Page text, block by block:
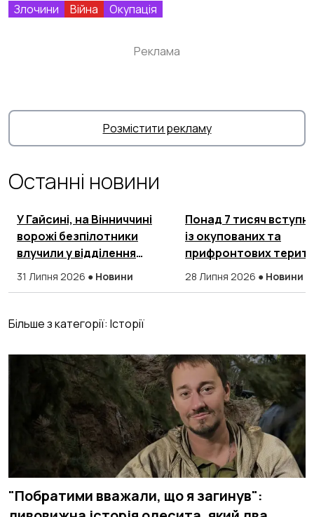
Злочини
Війна Окупація
Останні новини
У Гайсині, на Вінниччині
ворожі безпілотники
влучили у відділення
Нової пошти
31 Липня 2026 ● Новини
Понад 7 тисяч
із окупованих та
прифронтових
подали документи в
28 Липня 2026 ● Новини
Реклама
Розмістити рекламу
Більше з категорії: Історії
"Побратими вважали, що я загинув":